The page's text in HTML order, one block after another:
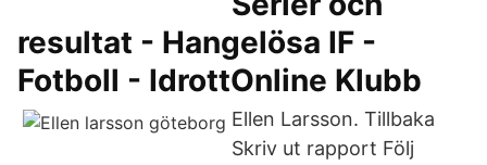
resultat - Hangelösa IF -
Fotboll - IdrottOnline Klubb
Ellen Larsson. Tillbaka
Skriv ut rapport Följ